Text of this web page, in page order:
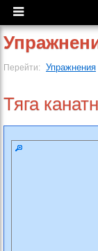
Перейти: Упражнения
Тяга